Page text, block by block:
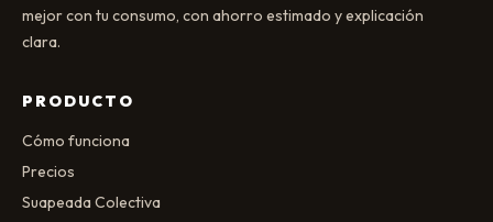
mejor con tu consumo, con ahorro estimado y explicación
clara.
PRODUCTO
Cómo funciona
Precios
Suapeada Colectiva